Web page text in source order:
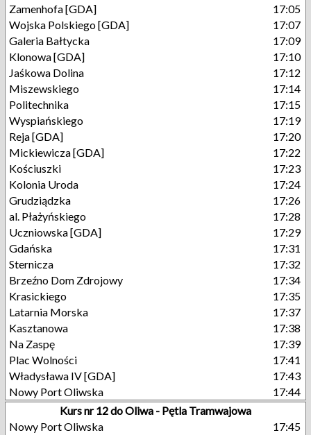
Zamenhofa [GDA]
17:05
Wojska Polskiego [GDA]
17:07
Galeria Bałtycka
17:09
Klonowa [GDA]
17:10
Jaśkowa Dolina
17:12
Miszewskiego
17:14
Politechnika
17:15
Wyspiańskiego
17:19
Reja [GDA]
17:20
Mickiewicza [GDA]
17:22
Kościuszki
17:23
Kolonia Uroda
17:24
Grudziądzka
17:26
al. Płażyńskiego
17:28
Uczniowska [GDA]
17:29
Gdańska
17:31
Sternicza
17:32
Brzeźno Dom Zdrojowy
17:34
Krasickiego
17:35
Latarnia Morska
17:37
Kasztanowa
17:38
Na Zaspę
17:39
Plac Wolności
17:41
Władysława IV [GDA]
17:43
Nowy Port Oliwska
17:44
Kurs nr 12 do Oliwa - Pętla Tramwajowa
Nowy Port Oliwska
17:45